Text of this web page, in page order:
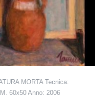
MORTA Tecnica:
60x50 Anno: 2006